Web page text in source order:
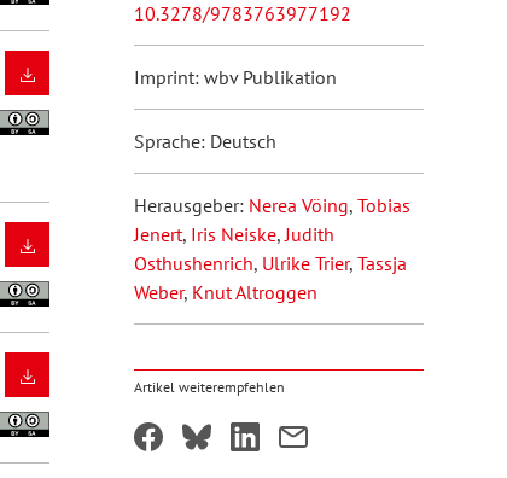
10.3278/9783763977192
Imprint: wbv Publikation
Sprache: Deutsch
Herausgeber: Nerea Vöing, Tobias
Jenert, Iris Neiske,Judith
Osthushenrich, Ulrike Trier, Tassja
Weber, Knut Altroggen
Artikel weiterempfehlen